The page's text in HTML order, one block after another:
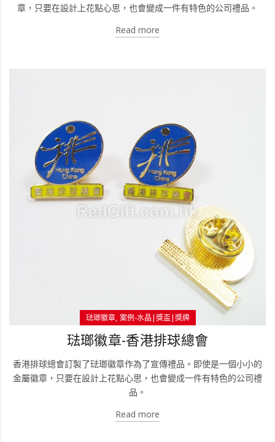
章，只要在設計上花點心思，也會變成一件有特色的公司禮品。
Read more
琺瑯徽章 案例-水晶|獎盃|獎牌
琺瑯徽章-香港排球總會
香港排球總會訂製了琺瑯徽章作為了宣傳禮品。即使是一個小小的
金屬徽章，只要在設計上花點心思，也會變成一件有特色的公司禮
品。
Read more